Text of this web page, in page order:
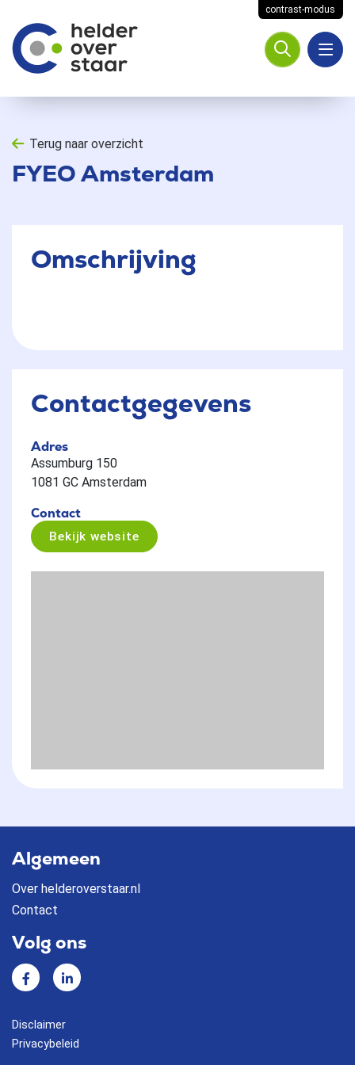
contrast-modus
Terug naar overzicht
FYEO Amsterdam
Omschrijving
Contactgegevens
Adres
Assumburg 150
1081 GC Amsterdam
Contact
Bekijk website
Algemeen
Over helderoverstaar.nl
Contact
Volg ons
Facebook
Disclaimer
Privacybeleid